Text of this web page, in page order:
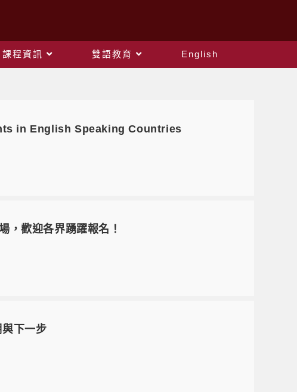
課程資訊 雙語教育 English
in English Speaking Countries
，歡迎各界踴躍報名！
下一步